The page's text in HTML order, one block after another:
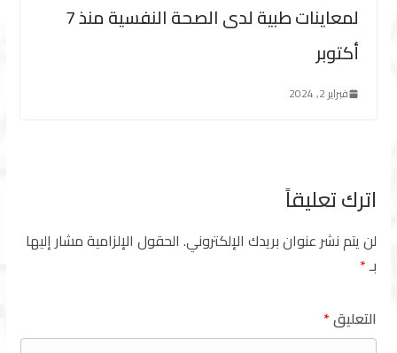
لمعاينات طبية لدى الصحة النفسية منذ 7
أكتوبر
فبراير 2, 2024
اترك تعليقاً
لن يتم نشر عنوان بريدك الإلكتروني. الحقول الإلزامية مشار إليها
بـ*
التعليق*